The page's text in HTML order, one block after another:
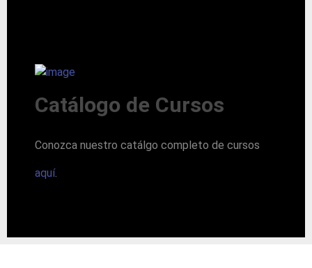
Catálogo de Cursos
Conozca nuestro catálgo completo de cursos
aquí.